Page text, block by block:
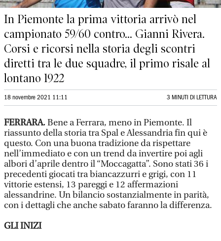
In Piemonte la prima vittoria arrivò nel
campionato 59/60 contro... Gianni Rivera.
Corsi e ricorsi nella storia degli scontri
diretti tra le due squadre, il primo risale al
lontano 1922
18 novembre 2021 11:11 3 MINUTI DI LETTURA
FERRARA.Bene a Ferrara, meno in Piemonte. Il
riassunto della storia tra Spal e Alessandria fin qui è
questo. Con una buona tradizione da rispettare
nell’immediato e con un trend da invertire poi agli
albori d’aprile dentro il “Moccagatta”. Sono stati 36 i
precedenti giocati tra biancazzurri e grigi, con 11
vittorie estensi, 13 pareggi e 12 affermazioni
alessandrine. Un bilancio sostanzialmente in parità,
con i dettagli che anche sabato faranno la differenza.
GLI INIZI